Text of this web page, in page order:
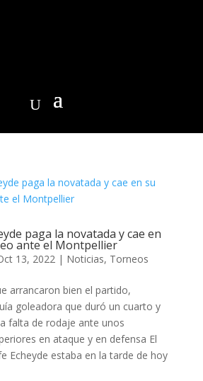
paga la novatada y cae en
ante el Montpellier
13, 2022| Noticias, Torneos
arrancaron bien el partido,
goleadora que duró un cuarto y
falta de rodaje ante unos
en ataque y en defensa El
Echeyde estaba en la tarde de hoy